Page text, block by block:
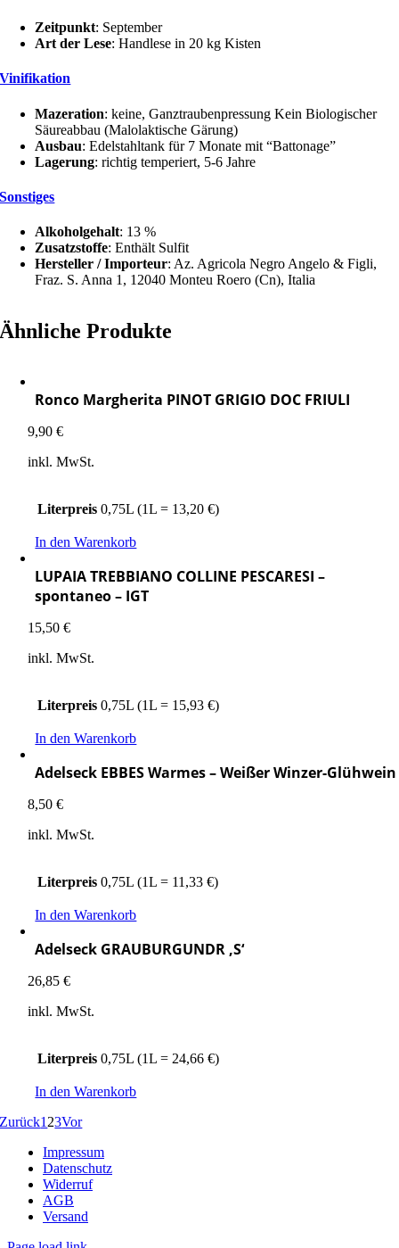
Zeitpunkt: September
Art der Lese: Handlese in 20 kg Kisten
Vinifikation
Mazeration: keine, Ganztraubenpressung Kein Biologischer
Säureabbau (Malolaktische Gärung)
Ausbau: Edelstahltank für 7 Monate mit “Battonage”
Lagerung: richtig temperiert, 5-6 Jahre
Sonstiges
Alkoholgehalt: 13 %
Zusatzstoffe: Enthält Sulfit
Hersteller / Importeur: Az. Agricola Negro Angelo & Figli,
Fraz. S. Anna 1, 12040 Monteu Roero (Cn), Italia
Ähnliche Produkte
Ronco Margherita PINOT GRIGIO DOC FRIULI
9,90€
inkl. MwSt.
Literpreis 0,75L (1L = 13,20 €)
In den Warenkorb
LUPAIA TREBBIANO COLLINE PESCARESI –
spontaneo – IGT
15,50€
inkl. MwSt.
Literpreis 0,75L (1L = 15,93 €)
In den Warenkorb
Adelseck EBBES Warmes – Weißer Winzer-Glühwein
8,50€
inkl. MwSt.
Literpreis 0,75L (1L = 11,33 €)
In den Warenkorb
Adelseck GRAUBURGUNDR ‚S‘
26,85€
inkl. MwSt.
Literpreis 0,75L (1L = 24,66 €)
In den Warenkorb
Zurück1 23Vor
Impressum
Datenschutz
Widerruf
AGB
Versand